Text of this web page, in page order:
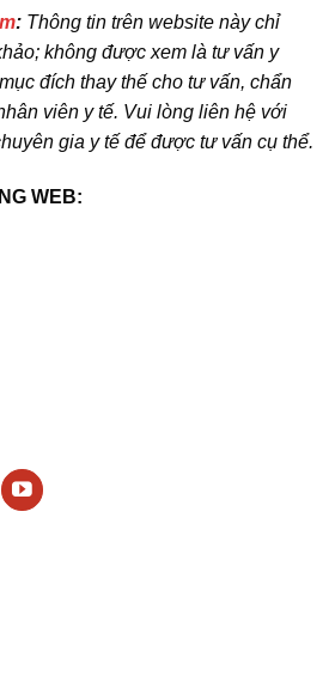
: Thông tin trên website này chỉ
không được xem là tư vấn y
đích thay thế cho tư vấn, chẩn
viên y tế. Vui lòng liên hệ với
gia y tế để được tư vấn cụ thể.
WEB: